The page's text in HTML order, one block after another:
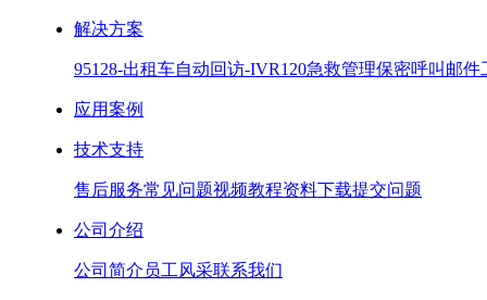
解决方案
95128-出租车自动回访-IVR120急救管理保密呼叫 邮件
应用案例
技术支持
售后服务常见问题视频教程资料下载提交问题
公司介绍
公司简介 员工风采联系我们